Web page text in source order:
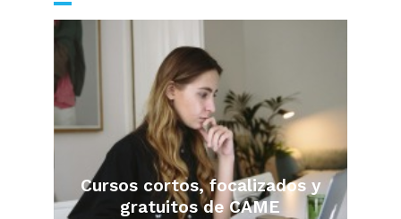
Cursos cortos, focalizados y
gratuitos de CAME